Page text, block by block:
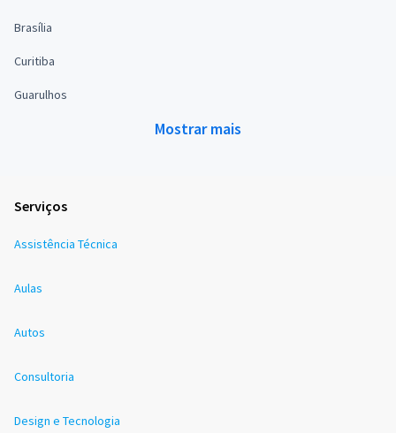
Brasília
Curitiba
Guarulhos
Mostrar mais
Serviços
Assistência Técnica
Aulas
Autos
Consultoria
Design e Tecnologia